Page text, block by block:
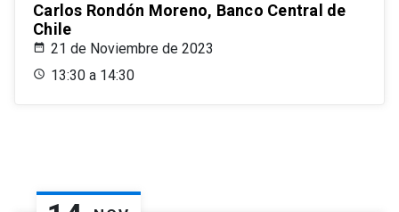
Carlos Rondón Moreno, Banco Central de
Chile
21 de Noviembre de 2023
13:30 a 14:30